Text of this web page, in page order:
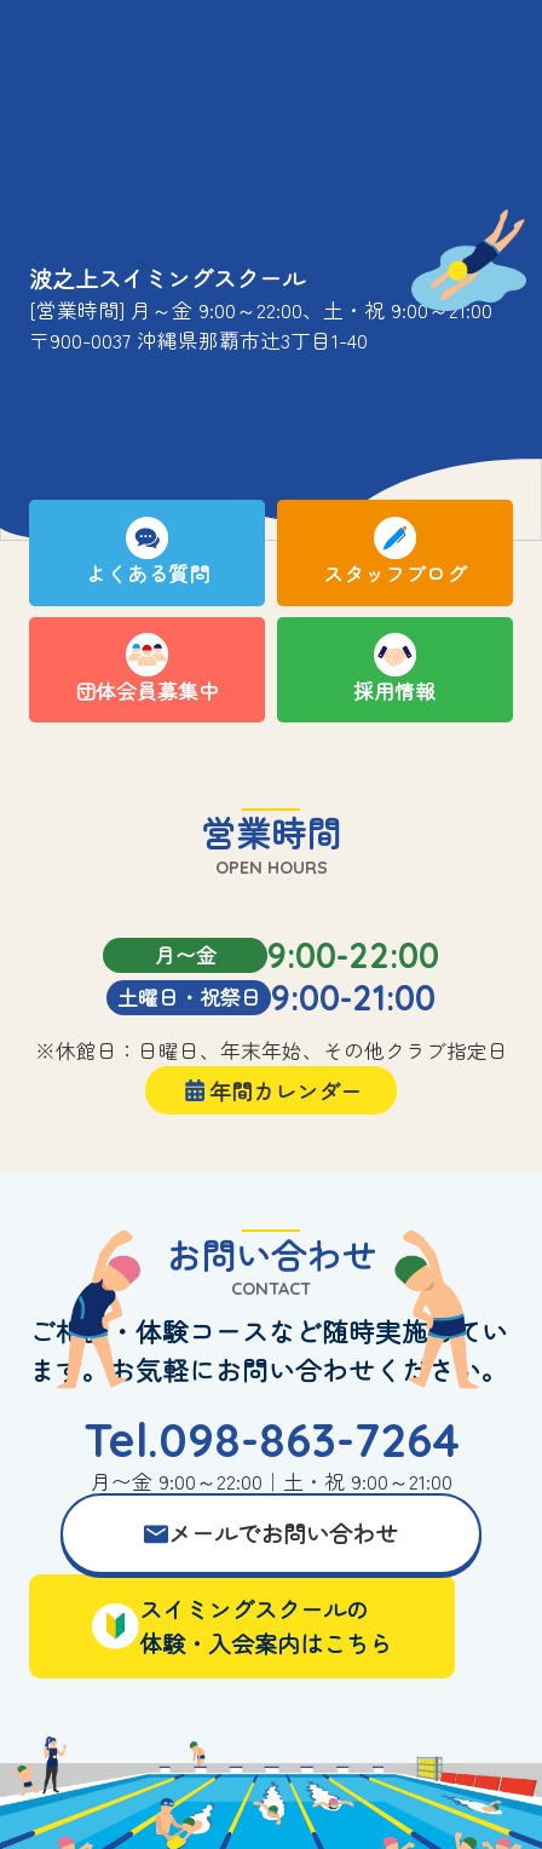
波之上スイミングスクール
[営業時間] 月～金 9:00～22:00、土・祝 9:00～21:00
〒900-0037 沖縄県那覇市辻3丁目1-40
よくある質問 スタッフブログ
団体会員募集中 採用情報
営業時間
OPEN HOURS
月〜金 9:00-22:00
土曜日・祝祭日 9:00-21:00
※休館日：日曜日、年末年始、その他クラブ指定日
年間カレンダー
お問い合わせ
CONTACT
ご相談・体験コースなど随時実施してい
ます。お気軽にお問い合わせください。
Tel.098-863-7264
月〜金 9:00～22:00｜土・祝 9:00～21:00
メールでお問い合わせ
スイミングスクールの
体験・入会案内はこちら